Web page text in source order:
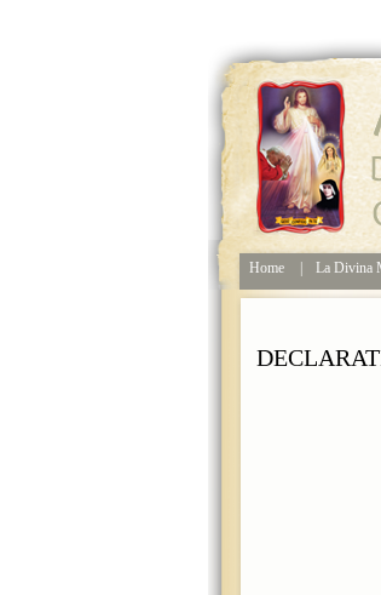
Home La Divina